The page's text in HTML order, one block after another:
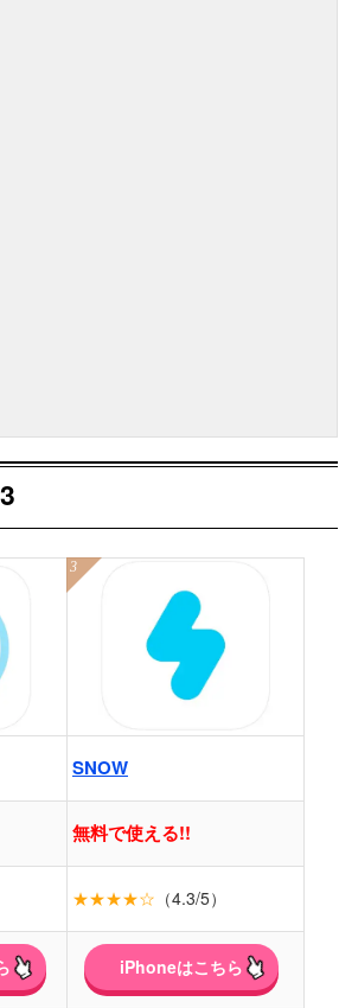
SNOW
無料で使える!!
★★★★☆ （4.3/5）
iPhoneはこちら